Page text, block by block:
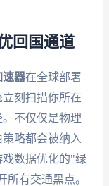
回国通道
速器在全球部署
刻扫描你所在
不仅仅是物理
略都会被纳入
数据优化的"绿
有交通黑点。